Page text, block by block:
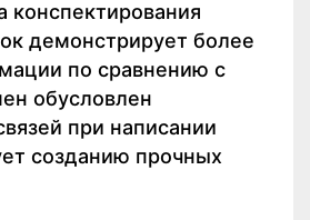
конспектирования
демонстрирует более
по сравнению с
обусловлен
при написании
созданию прочных